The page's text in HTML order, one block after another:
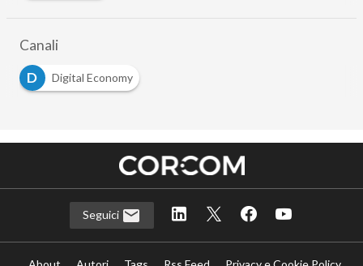
Canali
D
Digital Economy
Seguici